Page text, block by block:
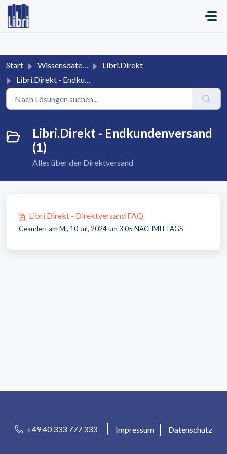
Zum hauptsächlichen Inhalt gehen
Start Wissensdatenbank
Libri.Direkt
Libri.Direkt - Endkundenversand
Libri.Direkt - Endkundenversand
(1)
Alles über den Direktversand
Libri.Direkt - Direktversand FAQ
Geändert am Mi, 10 Jul, 2024 um 3:05 NACHMITTAGS
+49 40 333 777 333 Impressum Datenschutz